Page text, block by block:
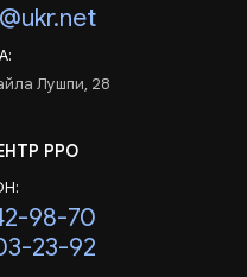
Лушпи, 28
РРО
98-70
23-92